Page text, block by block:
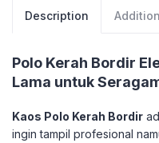
Description
Polo Kerah Bordir
Lama untuk
Kaos Polo Kerah Bordir
ingin tampil profesional